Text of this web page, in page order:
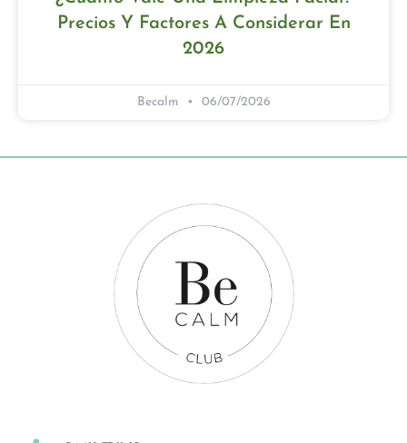
Precios Y Factores A Considerar En
2026
Becalm 06/07/2026